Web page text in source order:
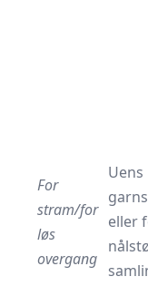
For
stram/for
løs
overgang
Uens
eller